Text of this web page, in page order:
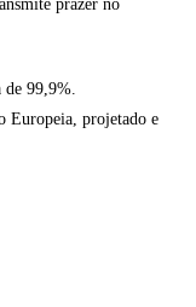
prazer no
99,9%.
Europeia, projetado e